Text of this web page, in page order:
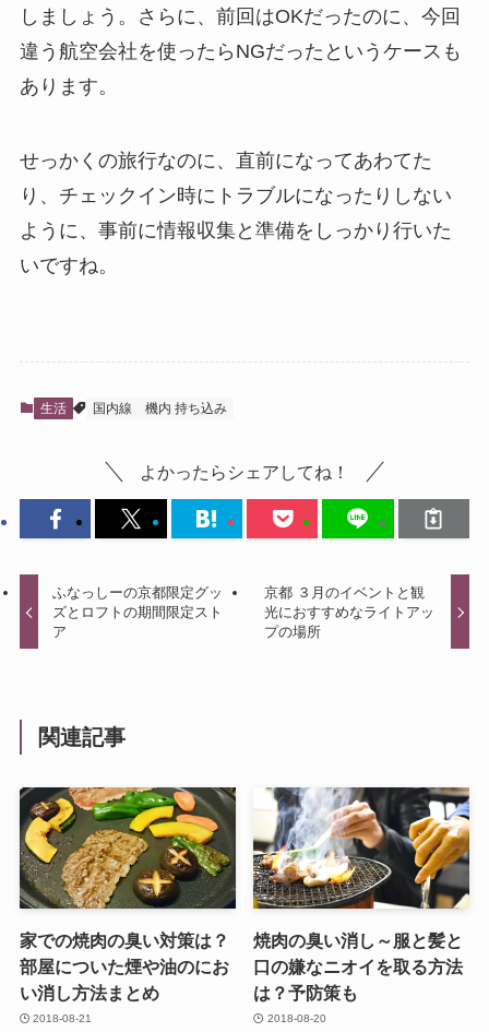
しましょう。さらに、前回はOKだったのに、今回
違う航空会社を使ったらNGだったというケースも
あります。
せっかくの旅行なのに、直前になってあわてた
り、チェックイン時にトラブルになったりしない
ように、事前に情報収集と準備をしっかり行いた
いですね。
生活 国内線 機内 持ち込み
よかったらシェアしてね！
ふなっしーの京都限定グッ
ズとロフトの期間限定スト
ア
京都 ３月のイベントと観
光におすすめなライトアッ
プの場所
関連記事
家での焼肉の臭い対策は？
部屋についた煙や油のにお
い消し方法まとめ
2018-08-21
焼肉の臭い消し～服と髪と
口の嫌なニオイを取る方法
は？予防策も
2018-08-20